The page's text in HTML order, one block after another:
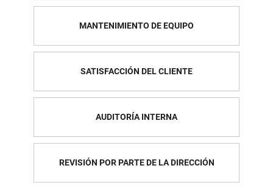
MANTENIMIENTO DE EQUIPO
SATISFACCIÓN DEL CLIENTE
AUDITORÍA INTERNA
REVISIÓN POR PARTE DE LA DIRECCIÓN